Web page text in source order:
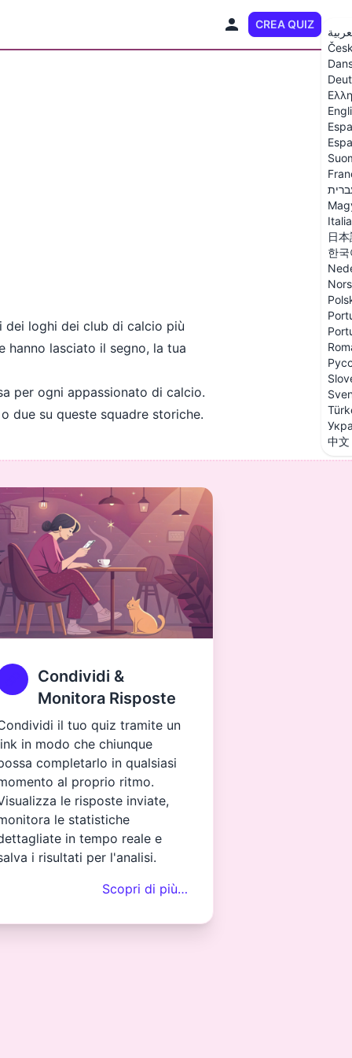
CREA QUIZ
日
한
中文
dei loghi dei club di calcio più
hanno lasciato il segno, la tua
per ogni appassionato di calcio.
due su queste squadre storiche.
Condividi &
Monitora Risposte
il tuo quiz tramite un
in modo che chiunque
completarlo in qualsiasi
al proprio ritmo.
le risposte inviate,
le statistiche
in tempo reale e
i risultati per l'analisi.
Scopri di più…